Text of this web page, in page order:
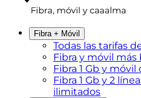
Fibra + Móvil
Todas las tarifas
Fibra y móvil más
Fibra 1 Gb y
Fibra 1 Gb y 2
ilimitados